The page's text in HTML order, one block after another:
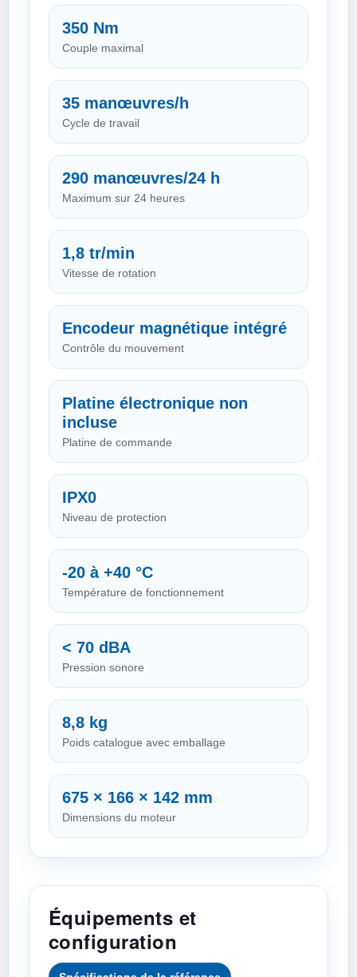
350 Nm
Couple maximal
35 manœuvres/h
Cycle de travail
290 manœuvres/24 h
Maximum sur 24 heures
1,8 tr/min
Vitesse de rotation
Encodeur magnétique intégré
Contrôle du mouvement
Platine électronique non
incluse
Platine de commande
IPX0
Niveau de protection
-20 à +40 °C
Température de fonctionnement
< 70 dBA
Pression sonore
8,8 kg
Poids catalogue avec emballage
675 × 166 × 142 mm
Dimensions du moteur
Équipements et
configuration